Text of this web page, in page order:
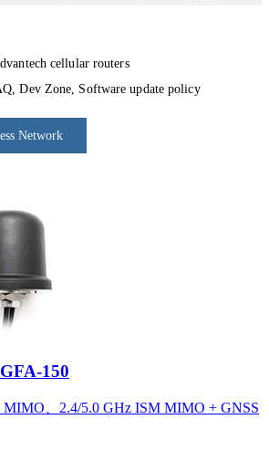
cellular routers
Dev Zone, Software update policy
Network
150
、2.4/5.0 GHz ISM MIMO + GNSS